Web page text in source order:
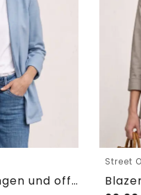
Blazer im langen und offenen Schnitt
Street